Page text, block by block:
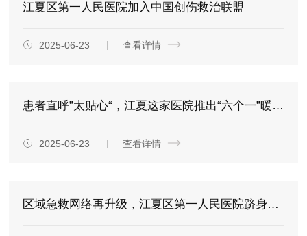
江夏区第一人民医院加入中国创伤救治联盟
2025-06-23 查看详情
患者直呼”太贴心“，江夏这家医院推出“六个一”暖心入院服务
2025-06-23 查看详情
区域急救网络再升级，江夏区第一人民医院跻身国家级创伤救治联盟